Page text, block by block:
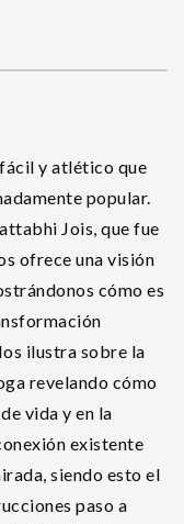
y atlético que
popular.
Jois, que fue
ofrece una visión
cómo es
ilustra sobre la
revelando cómo
vida y en la
existente
siendo esto el
paso a